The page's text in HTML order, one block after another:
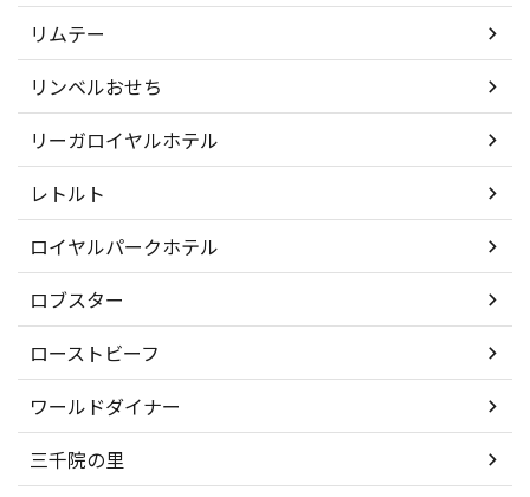
リムテー
リンベルおせち
リーガロイヤルホテル
レトルト
ロイヤルパークホテル
ロブスター
ローストビーフ
ワールドダイナー
三千院の里